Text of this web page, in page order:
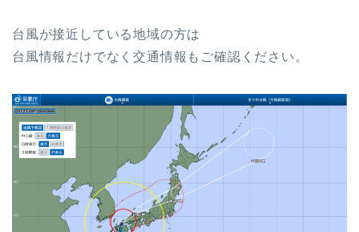
台風が接近している地域の方は
台風情報だけでなく交通情報もご確認ください。